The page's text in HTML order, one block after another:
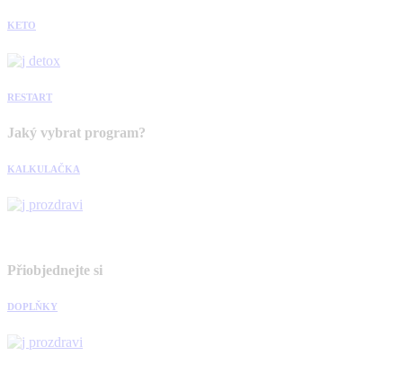
KETO
RESTART
Jaký vybrat program?
KALKULAČKA
Přiobjednejte si
DOPLŇKY